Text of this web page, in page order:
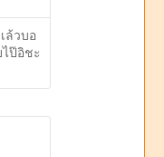
ล้วบอ
ไป๊อิชะ